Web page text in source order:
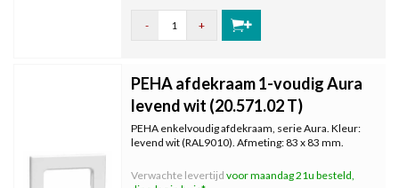
- +
PEHA afdekraam 1-voudig Aura
levend wit (20.571.02 T)
PEHA enkelvoudig afdekraam, serie Aura. Kleur:
levend wit (RAL9010). Afmeting: 83 x 83 mm.
Verwachte levertijd voor maandag 21u besteld,